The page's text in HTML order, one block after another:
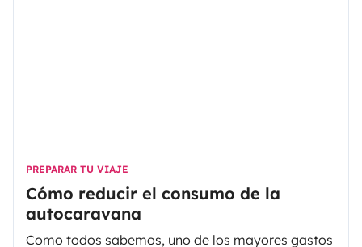
PREPARAR TU VIAJE
Cómo reducir el consumo de la
autocaravana
Como todos sabemos, uno de los mayores gastos